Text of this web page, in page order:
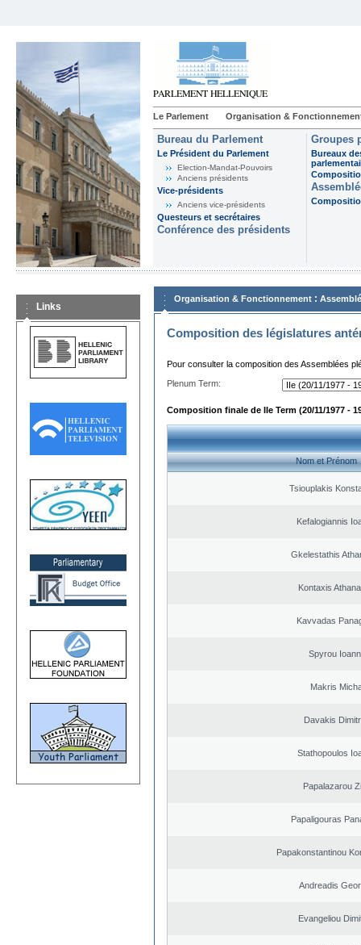
Le Parlement Organisation &
Bureau du Parlement
Le Président du Parlement
Election-Mandat-Pouvoirs
Anciens présidents
Vice-présidents
Anciens vice-présidents
Questeurs et secrétaires
Conférence des présidents
Groupes
Bureaux
Links
Organisation & Fonctionnement :
Composition des législatures
Pour consulter la composition des Assemblées
Plenum Term:
Composition finale de IIe Term (20/11/1977 -
Nom et Prénom
Tsiouplakis
Kefalogiannis
Gkelestathis
Kontaxis
Kavvadas
Spyrou
Makris
Davakis
Stathopoulos
Papalazarou
Papaligouras
Papakonstantinou
Andreadis
Evangeliou